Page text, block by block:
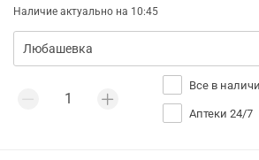
Наличие актуально на 10:45
Все в
Аптеки 24/7